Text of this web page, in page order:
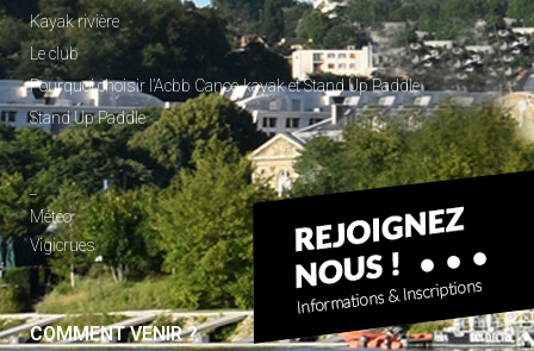
Kayak rivière
Le club
Pourquoi choisir l’Acbb Canoe-kayak et Stand Up Paddle
Stand Up Paddle
_
Météo
Vigicrues
COMMENT VENIR ?